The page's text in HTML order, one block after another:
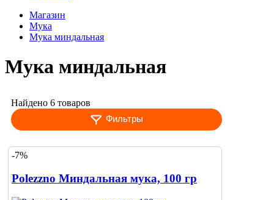
Магазин
Мука
Мука миндальная
Мука миндальная
Найдено 6 товаров
Фильтры
-7%
Polezzno Миндальная мука, 100 гр